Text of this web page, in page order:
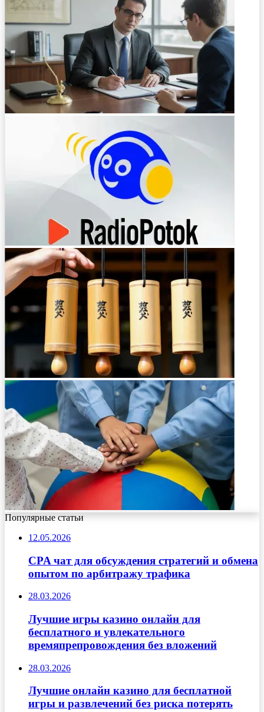
Популярные статьи
12.05.2026
CPA чат для обсуждения стратегий и обмена
опытом по арбитражу трафика
28.03.2026
Лучшие игры казино онлайн для
бесплатного и увлекательного
времяпрепровождения без вложений
28.03.2026
Лучшие онлайн казино для бесплатной
игры и развлечений без риска потерять